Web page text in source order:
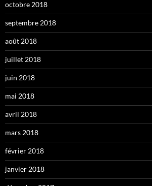
octobre 2018
septembre 2018
août 2018
juillet 2018
juin 2018
mai 2018
avril 2018
mars 2018
février 2018
janvier 2018